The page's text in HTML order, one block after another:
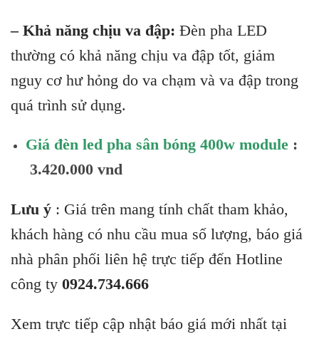
– Khả năng chịu va đập: Đèn pha LED
thường có khả năng chịu va đập tốt, giảm
nguy cơ hư hỏng do va chạm và va đập trong
quá trình sử dụng.
Giá đèn led pha sân bóng 400w module:
3.420.000 vnd
Lưu ý : Giá trên mang tính chất tham khảo,
khách hàng có nhu cầu mua số lượng, báo giá
nhà phân phối liên hệ trực tiếp đến Hotline
công ty 0924.734.666
Xem trực tiếp cập nhật báo giá mới nhất tại